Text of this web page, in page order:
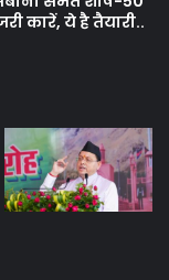
कारें, ये है तैयारी..